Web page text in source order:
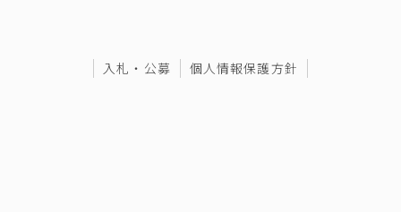
入札・公募 個人情報保護方針